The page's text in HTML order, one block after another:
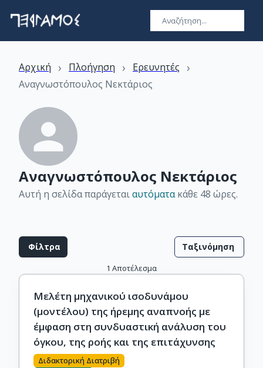
Αρχική › Πλοήγηση › Ερευνητές ›
Αναγνωστόπουλος Νεκτάριος
Αναγνωστόπουλος Νεκτάριος
Αυτή η σελίδα παράγεταιαυτόματακάθε 48 ώρες.
Φίλτρα Ταξινόμηση
1 Αποτέλεσμα
Μελέτη μηχανικού ισοδυνάμου
(μοντέλου) της ήρεμης αναπνοής με
έμφαση στη συνδυαστική ανάλυση του
όγκου, της ροής και της επιτάχυνσης
Διδακτορική Διατριβή